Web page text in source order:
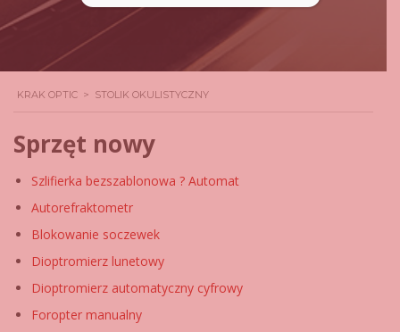
KRAK OPTIC > STOLIK OKULISTYCZNY
Sprzęt nowy
Szlifierka bezszablonowa ? Automat
Autorefraktometr
Blokowanie soczewek
Dioptromierz lunetowy
Dioptromierz automatyczny cyfrowy
Foropter manualny